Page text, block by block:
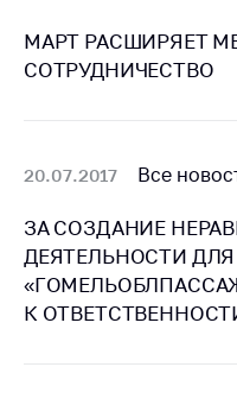
Общественное
обсуждение
товаров
ведения
Рекомендации
МАРТ РАСШИРЯЕТ
СОТРУДНИЧЕСТВО
20.07.2017 Все
ЗА СОЗДАНИЕ
ДЕЯТЕЛЬНОСТИ
К